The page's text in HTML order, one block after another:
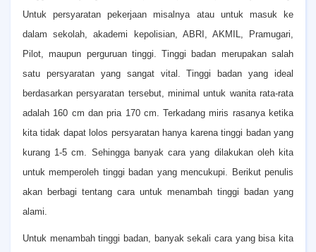
Untuk persyaratan pekerjaan misalnya atau untuk masuk ke
dalam sekolah, akademi kepolisian, ABRI, AKMIL, Pramugari,
Pilot, maupun perguruan tinggi. Tinggi badan merupakan salah
satu persyaratan yang sangat vital. Tinggi badan yang ideal
berdasarkan persyaratan tersebut, minimal untuk wanita rata-rata
adalah 160 cm dan pria 170 cm. Terkadang miris rasanya ketika
kita tidak dapat lolos persyaratan hanya karena tinggi badan yang
kurang 1-5 cm. Sehingga banyak cara yang dilakukan oleh kita
untuk memperoleh tinggi badan yang mencukupi. Berikut penulis
akan berbagi tentang cara untuk menambah tinggi badan yang
alami.
Untuk menambah tinggi badan, banyak sekali cara yang bisa kita